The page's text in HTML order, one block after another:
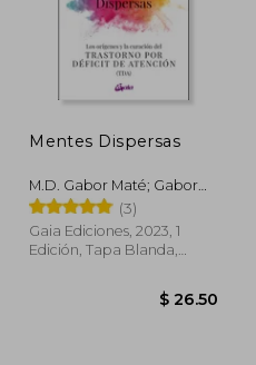
45%
Mentes Dispersas
M.D. Gabor Maté; Gabor
Mate
(3)
Gaia Ediciones, 2023, 1
Edición, Tapa Blanda,